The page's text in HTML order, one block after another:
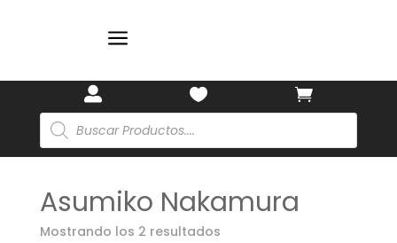
a
 

Búsqueda
de
productos
Asumiko Nakamura
Mostrando los 2 resultados